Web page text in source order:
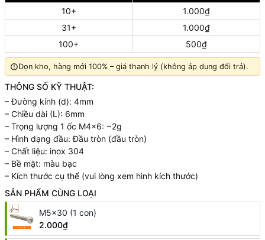
10+
1.000₫
31+
1.000₫
100+
500₫
Dọn kho, hàng mới 100% – giá thanh lý (không áp dụng đổi trả).
THÔNG SỐ KỸ THUẬT:
– Đường kính (d): 4mm
– Chiều dài (L): 6mm
– Trọng lượng 1 ốc M4x6: ~2g
– Hình dạng đầu: Đầu tròn (đầu tròn)
– Chất liệu: inox 304
– Bề mặt: màu bạc
– Kích thước cụ thể (vui lòng xem hình kích thước)
SẢN PHẨM CÙNG LOẠI
M5x30 (1 con)
2.000₫